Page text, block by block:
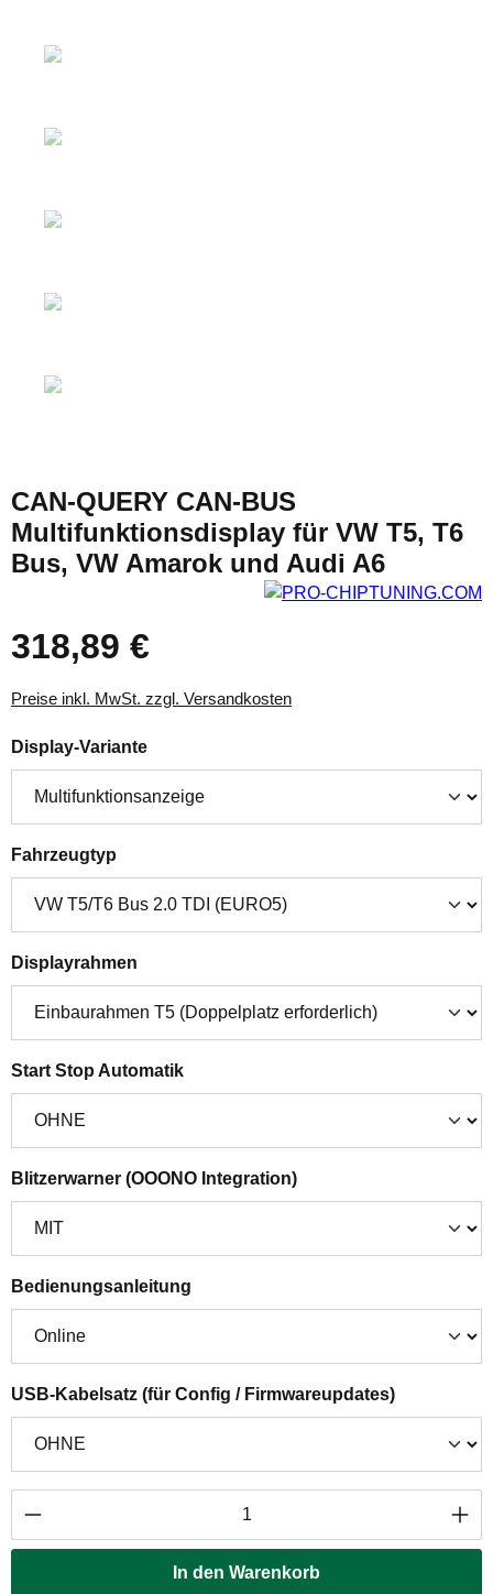
CAN-QUERY CAN-BUS
Multifunktionsdisplay für VW T5, T6
Bus, VW Amarok und Audi A6
318,89 €
Preise inkl. MwSt. zzgl. Versandkosten
Display-Varianteauswählen
Fahrzeugtyp
Displayrahmen
Start Stop Automatikauswählen
Blitzerwarner (OOONO Integration)auswählen
Bedienungsanleitung
USB-Kabelsatz (für Config / Firmwareupdates)auswählen
Produkt Anzahl: Gib den gewünschten
In den Warenkorb